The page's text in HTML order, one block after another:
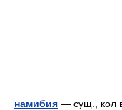
намибия — сущ., кол